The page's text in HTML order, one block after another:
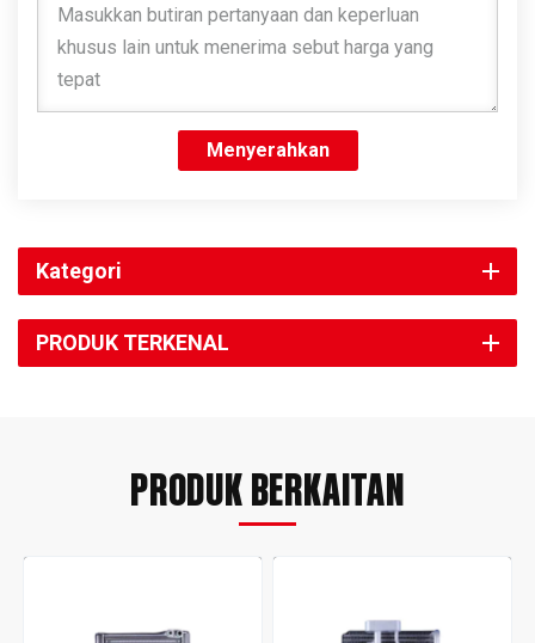
Menyerahkan
Kategori
PRODUK TERKENAL
PRODUK BERKAITAN